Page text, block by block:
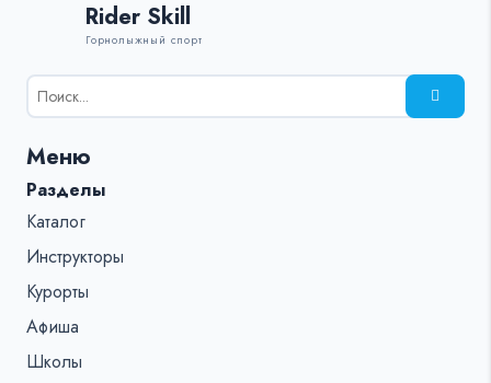
Rider Skill
Горнолыжный спорт
Результаты
поиска
%s:
Меню
Разделы
Каталог
Инструкторы
Курорты
Афиша
Школы